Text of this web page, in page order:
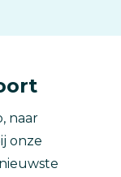
naar
onze